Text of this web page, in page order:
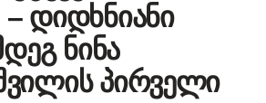
დიდხნიანი
ნინა
პირველი